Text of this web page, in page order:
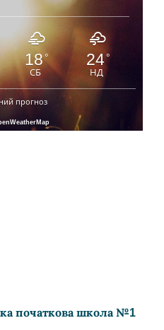
18°
СБ
24°
НД
прогноз
початкова школа №1